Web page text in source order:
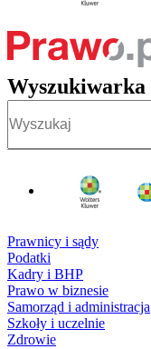
Wyszukiwarka
Prawnicy i sądy
Podatki
Kadry i BHP
Prawo w biznesie
Samorząd i administracja
Szkoły i uczelnie
Zdrowie